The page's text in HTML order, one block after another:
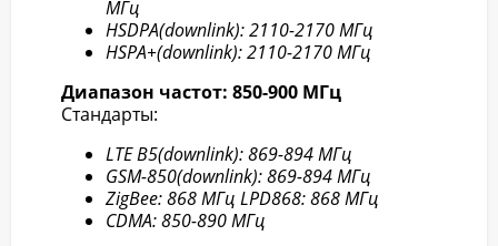
МГц
HSDPA(downlink): 2110-2170 МГц
HSPA+(downlink): 2110-2170 МГц
Диапазон частот: 850-900 МГц
Стандарты:
LTE B5(downlink): 869-894 МГц
GSM-850(downlink): 869-894 МГц
ZigBee: 868 МГц LPD868: 868 МГц
CDMA: 850-890 МГц